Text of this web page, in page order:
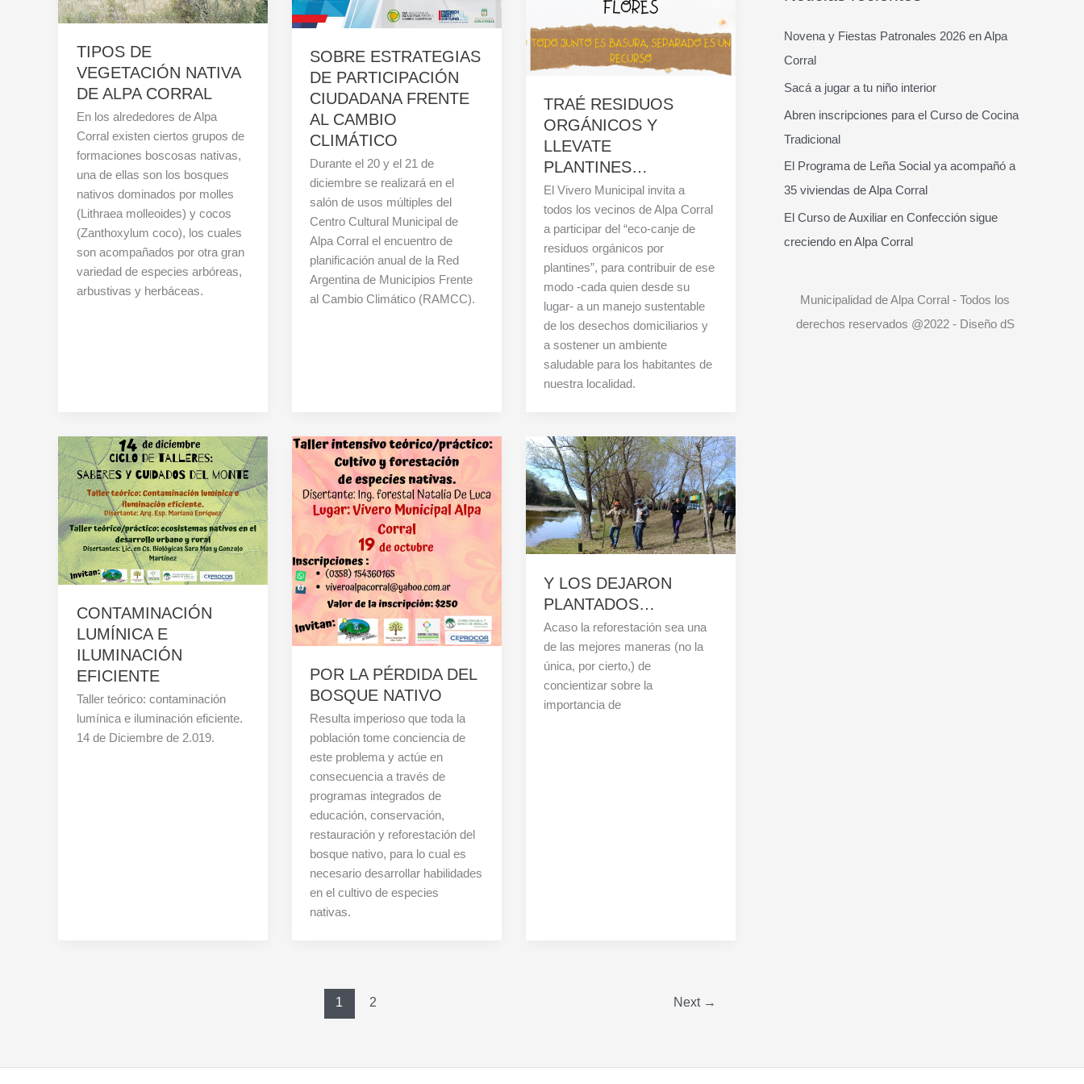
TIPOS DE
VEGETACIÓN NATIVA
DE ALPA CORRAL
En los alrededores de Alpa
Corral existen ciertos grupos de
formaciones boscosas nativas,
una de ellas son los bosques
nativos dominados por molles
(Lithraea molleoides) y cocos
(Zanthoxylum coco), los cuales
son acompañados por otra gran
variedad de especies arbóreas,
arbustivas y herbáceas.
SOBRE ESTRATEGIAS
DE PARTICIPACIÓN
CIUDADANA FRENTE
AL CAMBIO
CLIMÁTICO
Durante el 20 y el 21 de
diciembre se realizará en el
salón de usos múltiples del
Centro Cultural Municipal de
Alpa Corral el encuentro de
planificación anual de la Red
Argentina de Municipios Frente
al Cambio Climático (RAMCC).
TRAÉ RESIDUOS
ORGÁNICOS Y
LLEVATE
PLANTINES…
El Vivero Municipal invita a
todos los vecinos de Alpa Corral
a participar del “eco-canje de
residuos orgánicos por
plantines”, para contribuir de ese
modo -cada quien desde su
lugar- a un manejo sustentable
de los desechos domiciliarios y
a sostener un ambiente
saludable para los habitantes de
nuestra localidad.
CONTAMINACIÓN
LUMÍNICA E
ILUMINACIÓN
EFICIENTE
Taller teórico: contaminación
lumínica e iluminación eficiente.
14 de Diciembre de 2.019.
POR LA PÉRDIDA DEL
BOSQUE NATIVO
Resulta imperioso que toda la
población tome conciencia de
este problema y actúe en
consecuencia a través de
programas integrados de
educación, conservación,
restauración y reforestación del
bosque nativo, para lo cual es
necesario desarrollar habilidades
en el cultivo de especies
nativas.
Y LOS DEJARON
PLANTADOS…
Acaso la reforestación sea una
de las mejores maneras (no la
única, por cierto,) de
concientizar sobre la
importancia de
1 2 Next →
c
a
r
Novena y Fiestas Patronales 2026 en Alpa
Corral
Sacá a jugar a tu niño interior
Abren inscripciones para el Curso de Cocina
Tradicional
El Programa de Leña Social ya acompañó a
35 viviendas de Alpa Corral
El Curso de Auxiliar en Confección sigue
creciendo en Alpa Corral
Municipalidad de Alpa Corral - Todos los
derechos reservados @2022 - Diseño dS